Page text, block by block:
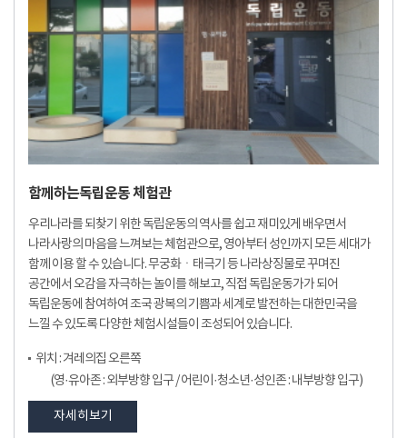
함께하는독립운동 체험관
우리나라를 되찾기 위한 독립운동의 역사를 쉽고 재미있게 배우면서
나라사랑의 마음을 느껴보는 체험관으로, 영아부터 성인까지 모든 세대가
함께 이용 할 수 있습니다. 무궁화ㆍ태극기 등 나라상징물로 꾸며진
공간에서 오감을 자극하는 놀이를 해보고, 직접 독립운동가가 되어
독립운동에 참여하여 조국 광복의 기쁨과 세계로 발전하는 대한민국을
느낄 수 있도록 다양한 체험시설들이 조성되어 있습니다.
위치 : 겨레의집 오른쪽
(영·유아존 : 외부방향 입구 / 어린이·청소년·성인존 : 내부방향 입구)
자세히보기